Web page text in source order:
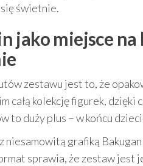
świetnie.
jako miejsce
zestawu jest to, że
całą kolekcję figurek,
to duży plus – w końcu
niesamowitą grafiką
sprawia, że zestaw jest